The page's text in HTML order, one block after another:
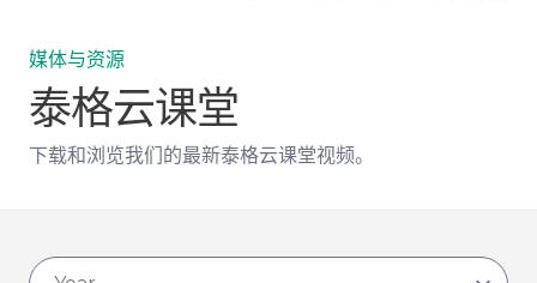
媒体与资源
泰格云课堂
下载和浏览我们的最新泰格云课堂视频。